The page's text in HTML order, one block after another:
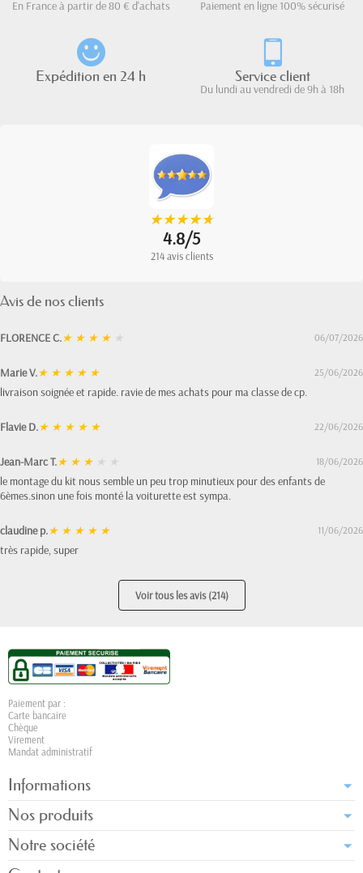
En France à partir de 80 € d'achats Paiement en ligne 100% sécurisé
Expédition en 24 h Service client
Du lundi au vendredi de 9h à 18h
★
★★
★★
★★
★★
★
4.8/5
214 avis clients
Avis de nos clients
FLORENCE C.★ ★ ★ ★ ★ 06/07/2026
Marie V.★ ★ ★ ★ ★ 25/06/2026
livraison soignée et rapide. ravie de mes achats pour ma classe de cp.
Flavie D.★ ★ ★ ★ ★ 22/06/2026
Jean-Marc T.★ ★ ★ ★ ★ 18/06/2026
le montage du kit nous semble un peu trop minutieux pour des enfants de
6èmes.sinon une fois monté la voiturette est sympa.
claudine p.★ ★ ★ ★ ★ 11/06/2026
très rapide, super
Voir tous les avis (214)
Paiement par :
Carte bancaire
Chèque
Virement
Mandat administratif
Informations
Nos produits
Notre société